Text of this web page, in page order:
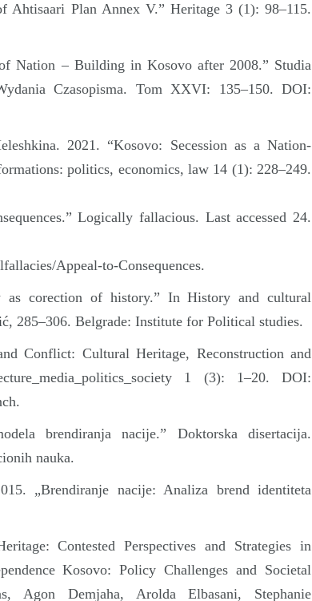
Ahtisaari Plan Annex V.” Heritage 3 (1): 98–115.
Nation – Building in Kosovo after 2008.” Studia
Czasopisma. Tom XXVI: 135–150. DOI:
2021. “Kosovo: Secession as a Nation-
politics, economics, law 14 (1): 228–249.
Logically fallacious. Last accessed 24.
Appeal-to-Consequences.
corection of history.” In History and cultural
285–306. Belgrade: Institute for Political studies.
Conflict: Cultural Heritage, Reconstruction and
1 (3): 1–20. DOI:
brendiranja nacije.” Doktorska disertacija.
nauka.
„Brendiranje nacije: Analiza brend identiteta
Contested Perspectives and Strategies in
Kosovo: Policy Challenges and Societal
Agon Demjaha, Arolda Elbasani, Stephanie